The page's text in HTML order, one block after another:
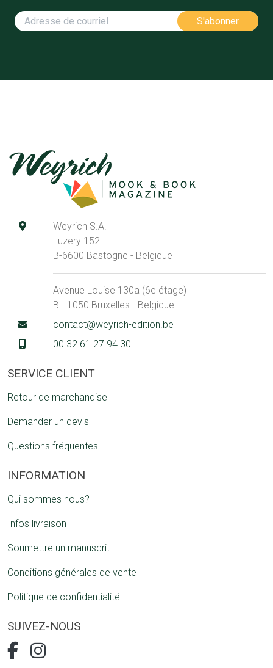
Weyrich S.A.
Luzery 152
B-6600 Bastogne - Belgique
Avenue Louise 130a (6e étage)
B - 1050 Bruxelles - Belgique
contact@weyrich-edition.be
00 32 61 27 94 30
SERVICE CLIENT
Retour de marchandise
Demander un devis
Questions fréquentes
INFORMATION
Qui sommes nous?
Infos livraison
Soumettre un manuscrit
Conditions générales de vente
Politique de confidentialité
SUIVEZ-NOUS